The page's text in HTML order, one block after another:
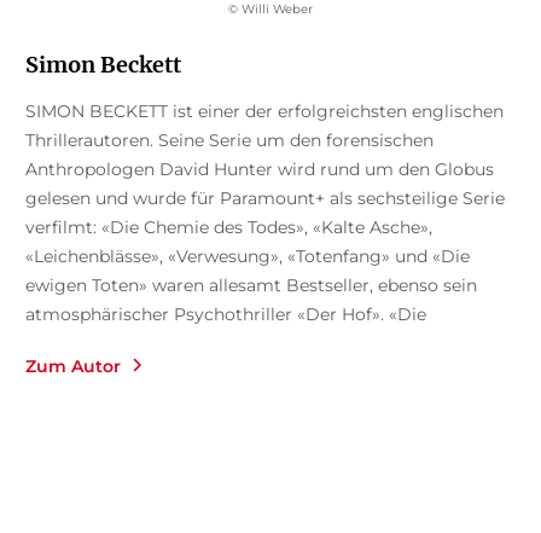
© Willi Weber
Simon Beckett
SIMON BECKETT ist einer der erfolgreichsten englischen
Thrillerautoren. Seine Serie um den forensischen
Anthropologen David Hunter wird rund um den Globus
gelesen und wurde für Paramount+ als sechsteilige Serie
verfilmt: «Die Chemie des Todes», «Kalte Asche»,
«Leichenblässe», «Verwesung», «Totenfang» und «Die
ewigen Toten» waren allesamt Bestseller, ebenso sein
atmosphärischer Psychothriller «Der Hof». «Die
ehemaligen Polizisten Jonah Colley, stand mehrere
Zum Autor